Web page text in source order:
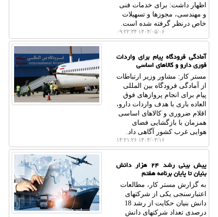
اظهار داشت: برای خدمات فنی
و مهندسی، مجوزها و تسهیلات
خاص درنظر گرفته شده است.
۱۴۰۴/۰۵/۰۶ ۰۹:۲۲:۳۴
آمادگی فرودگاه پیام برای واردات
فوری دارو و کالاهای اساسی
مستر کار: مشاور وزیر ارتباطات
از آمادگی فرودگاه بین المللی
پیام برای انجام پروازهای فوق
العاده باری با هدف واردات دارو،
اقلام ضروری و کالاهای اساسی
همزمان با بازگشایی فضای
هوایی غرب کشور آگاهی داد.
۱۴۰۴/۰۴/۱۶ ۱۴:۲۱:۲۶
پیش بینی رشد ۲۴ هزار دانش
بنیان تا پایان برنامه هفتم
به گزارش مستر کار، مطالعات
اعتبارسنجی یکی از شرکتهای
دانش بنیان حکایت از رشد 18
درصدی تعداد شرکتهای دانش